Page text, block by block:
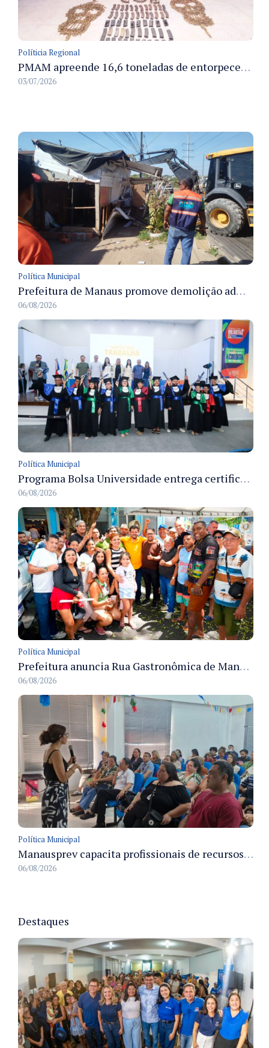
Políticia Regional
PMAM apreende 16,6 toneladas de entorpecentes e registra aumento nas prisões em flagrante e nas capturas de foragidos no primeiro semestre de 2026
03/07/2026
Política Municipal
Prefeitura de Manaus promove demolição administrativa de cinco estruturas que ocupavam calçada pública
06/08/2026
Política Municipal
Programa Bolsa Universidade entrega certificados a formandos em Manaus na sede do Executivo municipal
06/08/2026
Política Municipal
Prefeitura anuncia Rua Gastronômica de Manaus e garante alternativas para 54 ambulantes cadastrados
06/08/2026
Política Municipal
Manausprev capacita profissionais de recursos humanos para agilizar concessão de aposentadorias no município
06/08/2026
Destaques